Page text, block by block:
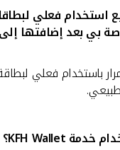
استخدام فعلي
بي بعد إضافتها
باستخدام فعلي
خدمةKFH Wallet؟